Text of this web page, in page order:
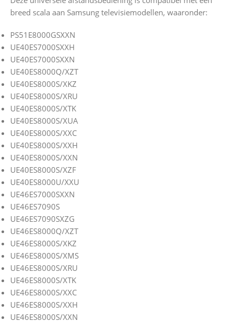
breed scala aan Samsung televisiemodellen, waaronder:
PS51E8000GSXXN
UE40ES7000SXXH
UE40ES7000SXXN
UE40ES8000Q/XZT
UE40ES8000S/XKZ
UE40ES8000S/XRU
UE40ES8000S/XTK
UE40ES8000S/XUA
UE40ES8000S/XXC
UE40ES8000S/XXH
UE40ES8000S/XXN
UE40ES8000S/XZF
UE40ES8000U/XXU
UE46ES7000SXXN
UE46ES7090S
UE46ES7090SXZG
UE46ES8000Q/XZT
UE46ES8000S/XKZ
UE46ES8000S/XMS
UE46ES8000S/XRU
UE46ES8000S/XTK
UE46ES8000S/XXC
UE46ES8000S/XXH
UE46ES8000S/XXN